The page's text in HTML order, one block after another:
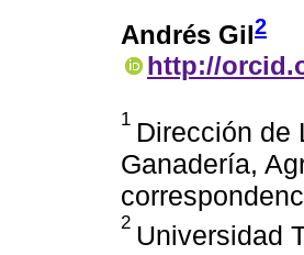
Andrés Gil2
http://
1 Dirección de
Ganadería,
2 Universidad